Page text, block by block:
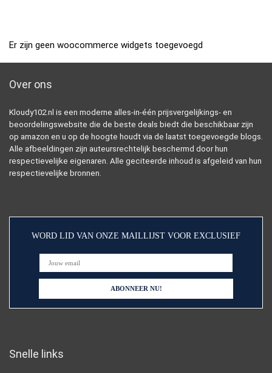
Er zijn geen woocommerce widgets toegevoegd
Over ons
Kloudy102.nl is een moderne alles-in-één prijsvergelijkings- en
beoordelingswebsite die de beste deals biedt die beschikbaar zijn
op amazon en u op de hoogte houdt via de laatst toegevoegde blogs.
Alle afbeeldingen zijn auteursrechtelijk beschermd door hun
respectievelijke eigenaren. Alle geciteerde inhoud is afgeleid van hun
respectievelijke bronnen.
WORD LID VAN ONZE MAILLIJST VOOR EXCLUSIEF
Snelle links